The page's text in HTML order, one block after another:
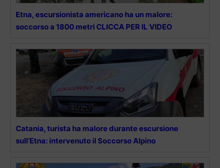
Etna, escursionista americano ha un malore:
soccorso a 1800 metri CLICCA PER IL VIDEO
Catania, turista ha malore durante escursione
sull’Etna: intervenuto il Soccorso Alpino